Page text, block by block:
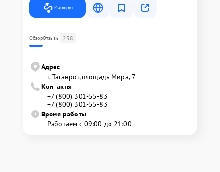
Маршрут
ОбзорОтзывы 258
Адрес
г. Таганрог, площадь Мира, 7
Контакты
+7 (800) 301-55-83
+7 (800) 301-55-83
Время работы
Работаем с 09:00 до 21:00